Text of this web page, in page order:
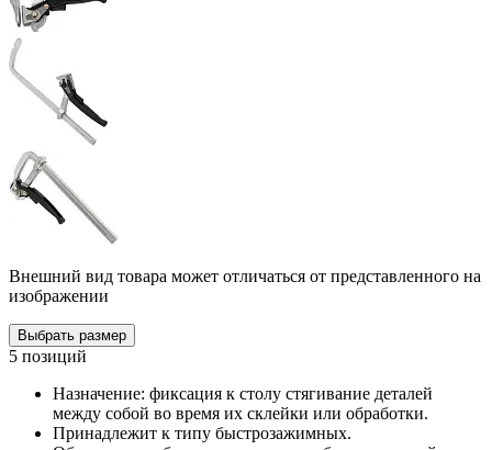
Внешний вид товара может отличаться от представленного на
изображении
Выбрать размер
5 позиций
Назначение: фиксация к столу стягивание деталей
между собой во время их склейки или обработки.
Принадлежит к типу быстрозажимных.